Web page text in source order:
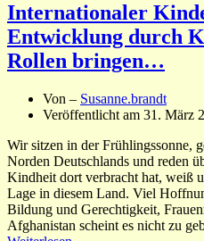
Internationaler
Entwicklung durch
Rollen bringen…
Von – Susanne.brandt
Veröffentlicht am 31. März
Wir sitzen in der Frühlingssonne,
Norden Deutschlands und reden
Kindheit dort verbracht hat, weiß
Lage in diesem Land. Viel
Bildung und Gerechtigkeit,
Afghanistan scheint es nicht zu